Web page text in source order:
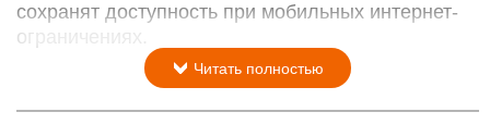
сохранят доступность при мобильных интернет-
ограничениях.
Читать полностью